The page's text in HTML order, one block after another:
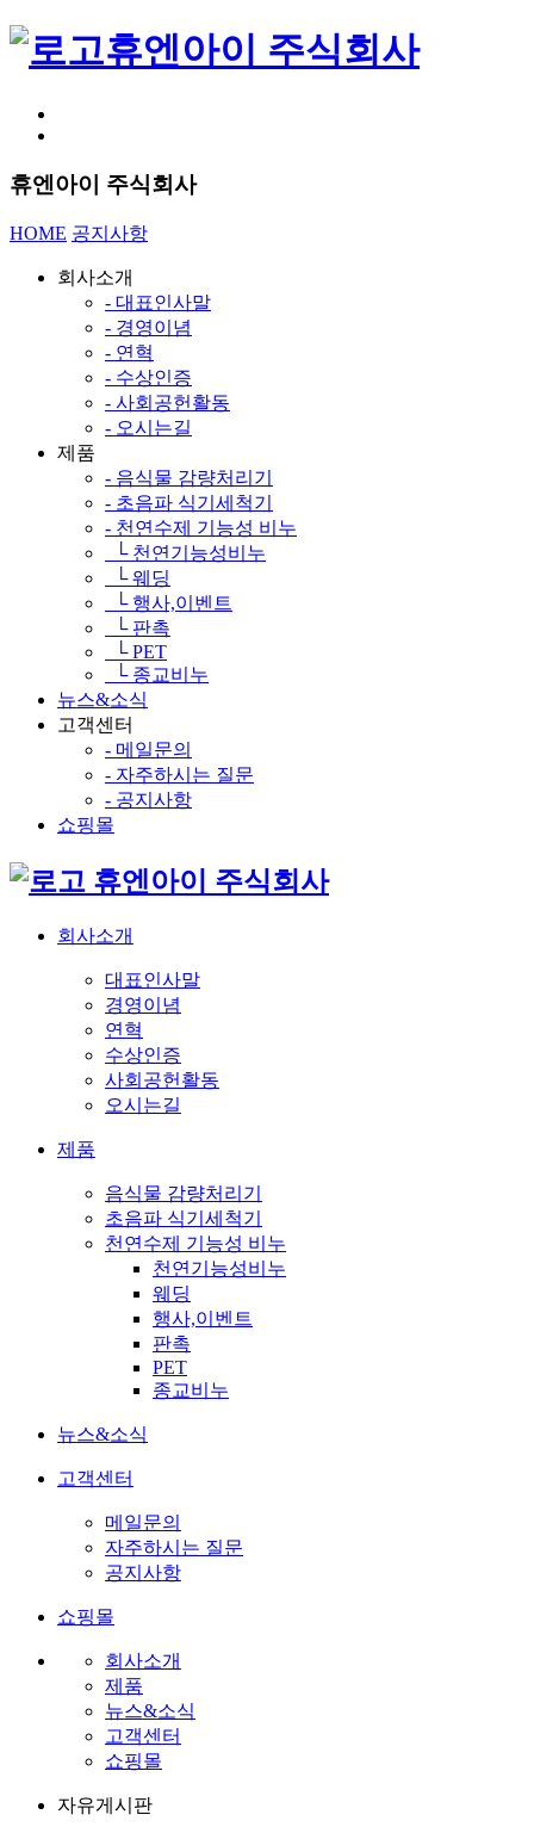
휴엔아이 주식회사
휴엔아이 주식회사
HOME 공지사항
회사소개
- 대표인사말
- 경영이념
- 연혁
- 수상인증
- 사회공헌활동
- 오시는길
제품
- 음식물 감량처리기
- 초음파 식기세척기
- 천연수제 기능성 비누
└ 천연기능성비누
└ 웨딩
└ 행사,이벤트
└ 판촉
└ PET
└ 종교비누
뉴스&소식
고객센터
- 메일문의
- 자주하시는 질문
- 공지사항
쇼핑몰
휴엔아이 주식회사
회사소개
대표인사말
경영이념
연혁
수상인증
사회공헌활동
오시는길
제품
음식물 감량처리기
초음파 식기세척기
천연수제 기능성 비누
천연기능성비누
웨딩
행사,이벤트
판촉
PET
종교비누
뉴스&소식
고객센터
메일문의
자주하시는 질문
공지사항
쇼핑몰
회사소개
제품
뉴스&소식
고객센터
쇼핑몰
자유게시판